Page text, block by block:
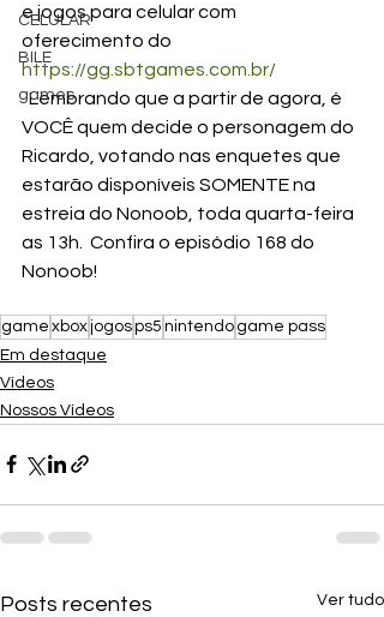
CELULAR
BILE
games
e jogos para celular com
oferecimento do
https://gg.sbtgames.com.br/
  Lembrando que a partir de agora, é
VOCÊ quem decide o personagem do
Ricardo, votando nas enquetes que
estarão disponíveis SOMENTE na
estreia do Nonoob, toda quarta-feira
as 13h.  Confira o episódio 168 do
Nonoob!
game xboxjogosps5 nintendo game pass
Em destaque
Vídeos
Nossos Vídeos
Posts recentes Ver tudo